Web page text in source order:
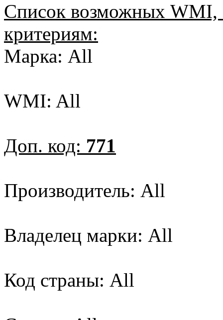
Список возможных
критериям:
Марка: All
WMI: All
Доп. код: 771
Производитель: All
Владелец марки: All
Код страны: All